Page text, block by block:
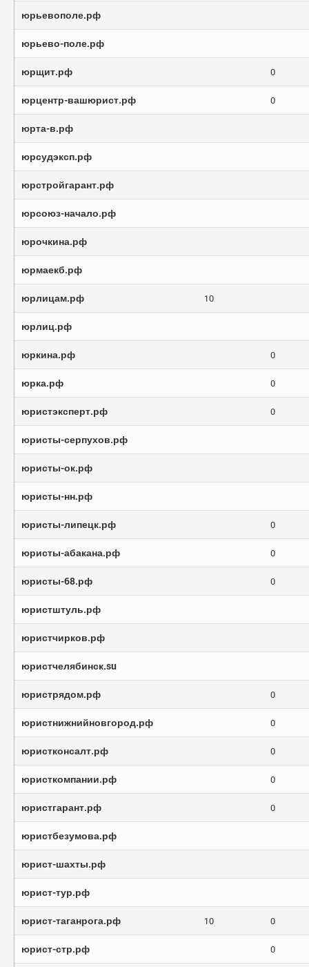
юрьевополе.рф
юрьево-поле.рф
юрщит.рф 0
юрцентр-вашюрист.рф 0
юрта-в.рф
юрсудэксп.рф
юрстройгарант.рф
юрсоюз-начало.рф
юрочкина.рф
юрмаекб.рф
юрлицам.рф 10
юрлиц.рф
юркина.рф 0
юрка.рф 0
юристэксперт.рф 0
юристы-серпухов.рф
юристы-ок.рф
юристы-нн.рф
юристы-липецк.рф 0
юристы-абакана.рф 0
юристы-68.рф 0
юристштуль.рф
юристчирков.рф
юристчелябинск.su
юристрядом.рф 0
юристнижнийновгород.рф 0
юристконсалт.рф 0
юристкомпании.рф 0
юристгарант.рф 0
юристбезумова.рф
юрист-шахты.рф
юрист-тур.рф
юрист-таганрога.рф 10 0
юрист-стр.рф 0